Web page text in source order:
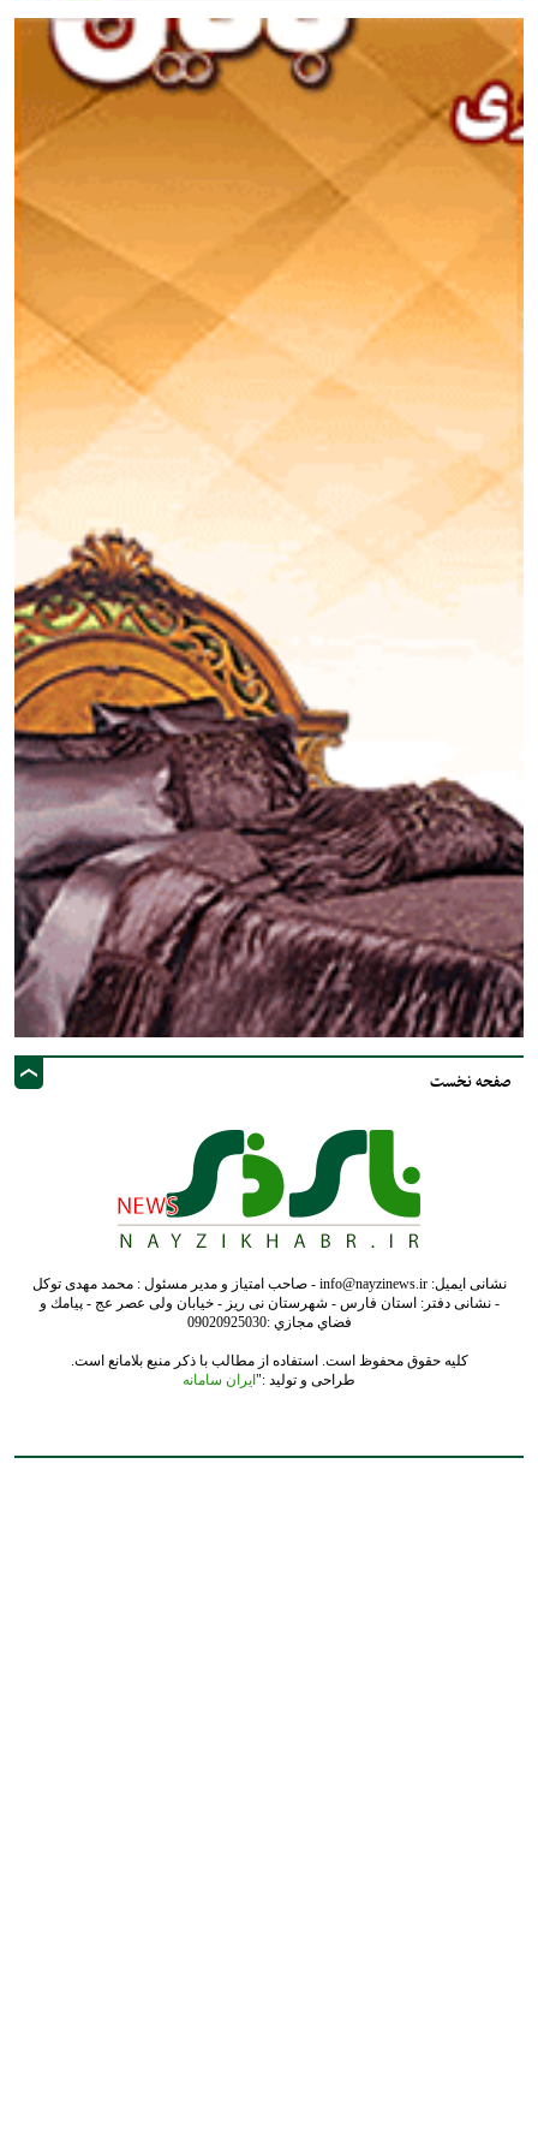
صفحه نخست
نشانی ایمیل: info@nayzinews.ir - صاحب امتیاز و مدیر مسئول : محمد مهدی توکل
- نشانی دفتر: استان فارس - شهرستان نی ریز - خیابان ولی عصر عج - پيامك و
فضاي مجازي :09020925030
کلیه حقوق محفوظ است. استفاده از مطالب با ذکر منبع بلامانع است.
طراحی و تولید :"ایران سامانه